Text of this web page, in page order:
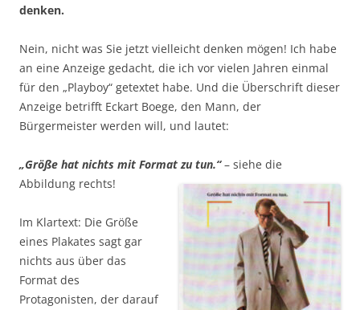
denken.
Nein, nicht was Sie jetzt vielleicht denken mögen! Ich habe
an eine Anzeige gedacht, die ich vor vielen Jahren einmal
für den „Playboy“ getextet habe. Und die Überschrift dieser
Anzeige betrifft Eckart Boege, den Mann, der
Bürgermeister werden will, und lautet:
„Größe hat nichts mit Format zu tun.“– siehe die
Abbildung rechts!
Im Klartext: Die Größe
eines Plakates sagt gar
nichts aus über das
Format des
Protagonisten, der darauf